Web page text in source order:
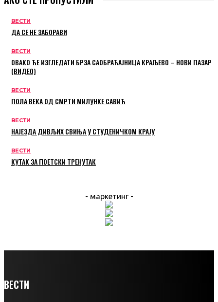
ВЕСТИ
ДА СЕ НЕ ЗАБОРАВИ
ВЕСТИ
ОВАКО ЋЕ ИЗГЛЕДАТИ БРЗА САОБРАЋАЈНИЦА КРАЉЕВО – НОВИ ПАЗАР
(ВИДЕО)
ВЕСТИ
ПОЛА ВЕКА ОД СМРТИ МИЛУНКЕ САВИЋ
ВЕСТИ
НАЈЕЗДА ДИВЉИХ СВИЊА У СТУДЕНИЧКОМ КРАЈУ
ВЕСТИ
КУТАК ЗА ПОЕТСКИ ТРЕНУТАК
- маркетинг -
ВЕСТИ